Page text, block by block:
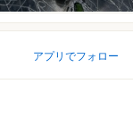
アプリでフォロー